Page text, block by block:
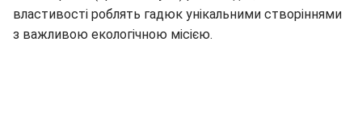
властивості роблять гадюк унікальними створіннями
з важливою екологічною місією.